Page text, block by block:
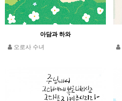
아담과 하와
오로사 수녀